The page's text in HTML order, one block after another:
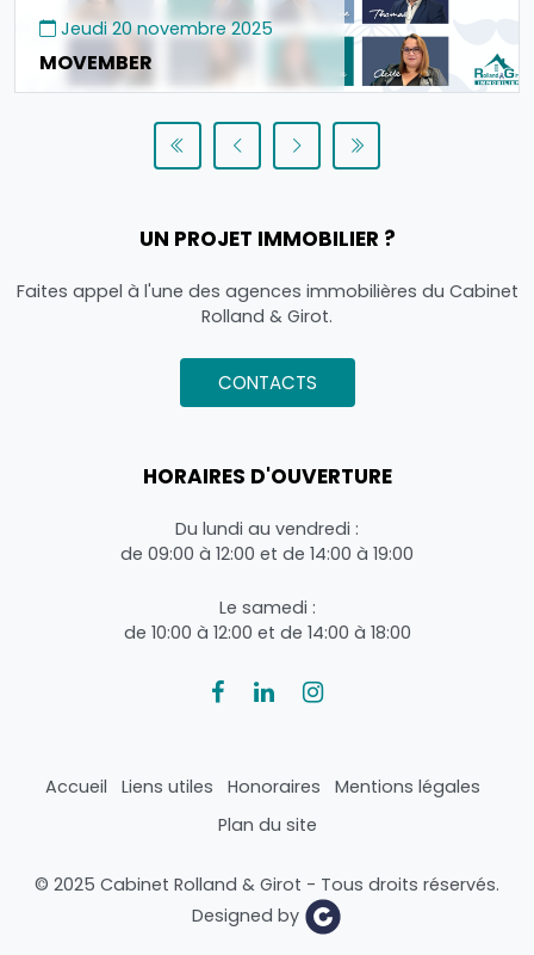
Jeudi 20 novembre 2025
MOVEMBER
UN PROJET IMMOBILIER ?
Faites appel à l'une des agences immobilières du Cabinet
Rolland & Girot.
CONTACTS
HORAIRES D'OUVERTURE
Du lundi au vendredi :
de 09:00 à 12:00 et de 14:00 à 19:00
Le samedi :
de 10:00 à 12:00 et de 14:00 à 18:00
Accueil Liens utiles Honoraires
Mentions légales
Plan du site
© 2025 Cabinet Rolland & Girot - Tous droits réservés.
Designed by